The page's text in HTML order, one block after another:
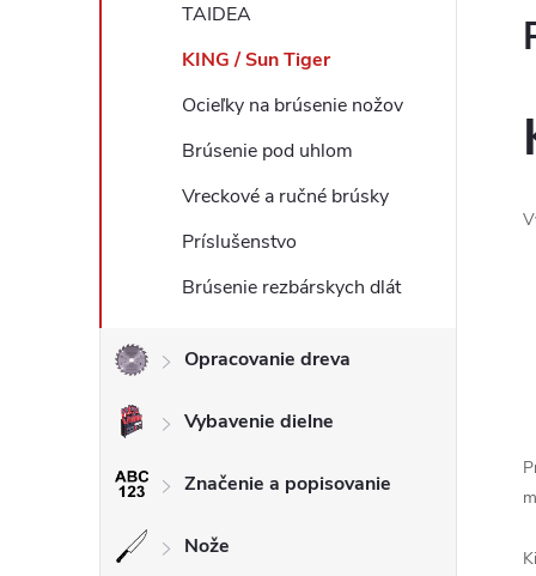
TAIDEA
KING / Sun Tiger
Ocieľky na brúsenie nožov
Brúsenie pod uhlom
Vreckové a ručné brúsky
Príslušenstvo
Brúsenie rezbárskych dlát
Opracovanie dreva
Vybavenie dielne
Značenie a popisovanie
Nože